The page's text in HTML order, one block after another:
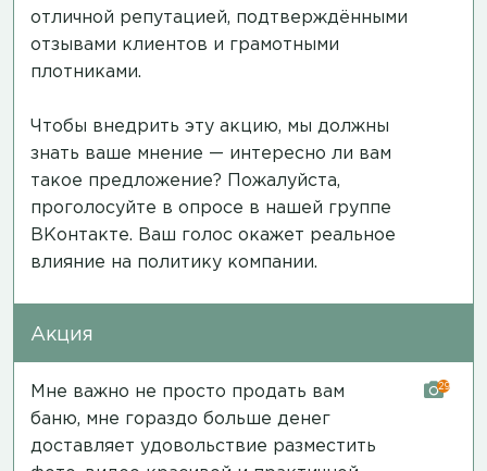
отличной репутацией, подтверждёнными
отзывами клиентов и грамотными
плотниками.
Чтобы внедрить эту акцию, мы должны
знать ваше мнение — интересно ли вам
такое предложение? Пожалуйста,
проголосуйте в опросе в нашей группе
ВКонтакте. Ваш голос окажет реальное
влияние на политику компании.
Акция
Мне важно не просто продать вам
баню, мне гораздо больше денег
доставляет удовольствие разместить
29